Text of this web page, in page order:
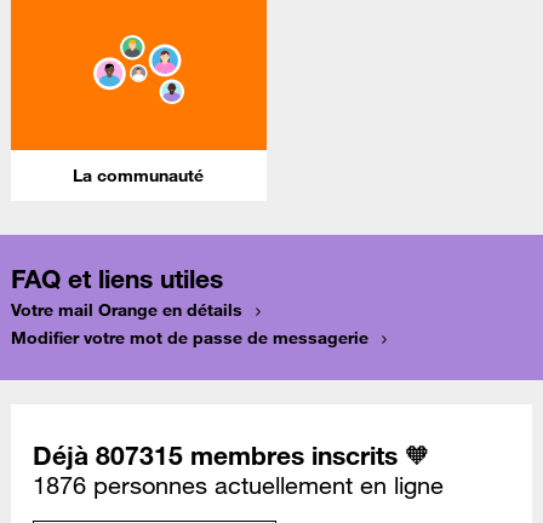
La communauté
FAQ et liens utiles
Votre mail Orange en détails
Modifier votre mot de passe de messagerie
Déjà 807315 membres inscrits 🧡
1876 personnes actuellement en ligne